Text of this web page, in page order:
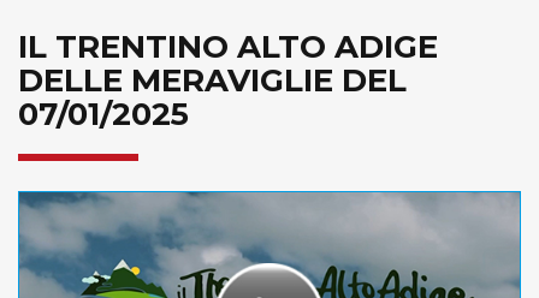
IL TRENTINO ALTO ADIGE
DELLE MERAVIGLIE DEL
07/01/2025